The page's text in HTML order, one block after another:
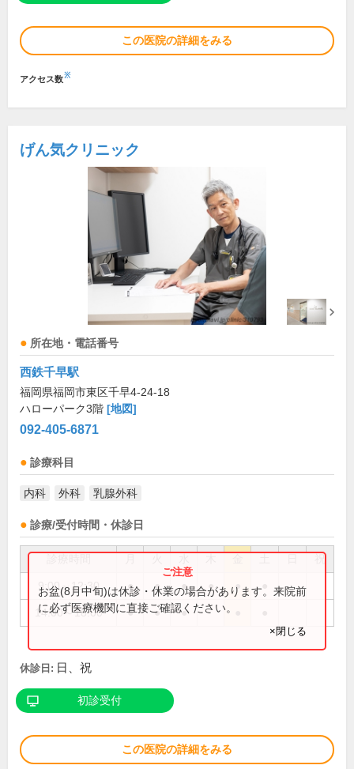
この医院の詳細をみる
アクセス数※
げん気クリニック
所在地・電話番号
西鉄千早駅
福岡県福岡市東区千早4-24-18
ハローパーク3階 [地図]
092-405-6871
診療科目
内科 外科 乳腺外科
診療/受付時間・休診日
祝
9:00～12:30 ● ● ● ● ●
14:00～18:00 ● ● ●
お盆(8月中旬)は休診・休業の場合があります。来院前
に必ず医療機関に直接ご確認ください。
×閉じる
休診日: 日、祝
初診受付
この医院の詳細をみる